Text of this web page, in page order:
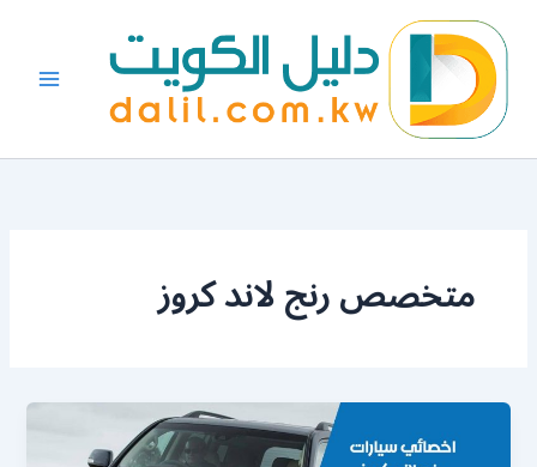
المحتوى
متخصص رنج لاند كروز